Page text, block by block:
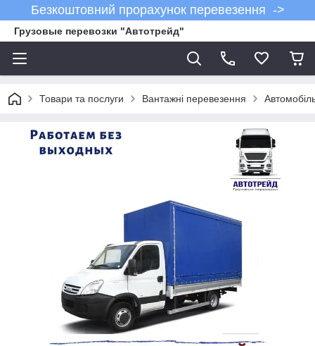
Безкоштовний прорахунок перевезення ->
Грузовые перевозки "Автотрейд"
Товари та послуги Вантажні перевезення